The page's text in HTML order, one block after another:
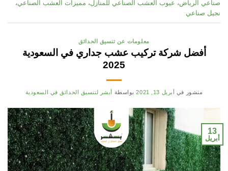
صناعي الرياض، عيوب العشب الصناعي للمنازل، مميزات العشب الصناعي،
نجيل صناعي
معلومات عن تنسيق الحدائق
أفضل شركة تركيب عشب جداري في السعودية
2025
منشور في أبريل 13, 2021 بواسطة أبشر لتنسيق الحدائق في السعودية
13
أبريل